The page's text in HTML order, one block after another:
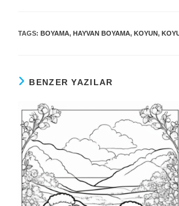
TAGS: BOYAMA, HAYVAN BOYAMA, KOYUN,
BENZER YAZILAR